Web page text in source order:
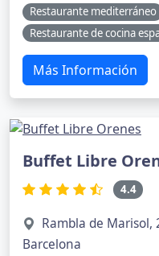
Restaurante mediterráneo
Restaurante de cocina
Más Información
Buffet Libre
4.4
Rambla de Marisol,
Barcelona